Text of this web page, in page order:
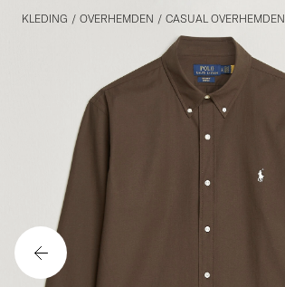
KLEDING / OVERHEMDEN / CASUAL OVERHEMDEN